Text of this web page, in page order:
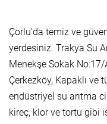
Çorlu'da temiz ve
yerdesiniz. Trakya Su
Menekşe Sokak
Çerkezköy, Kapaklı ve
endüstriyel su arıtma
kireç, klor ve tortu gibi